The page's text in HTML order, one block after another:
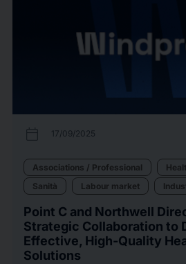
calendar_today 17/09/2025
Associations / Professional
Sanità
Labour market
Point C and Northwell
Strategic Collaboration to
Effective, High-Quality
Solutions